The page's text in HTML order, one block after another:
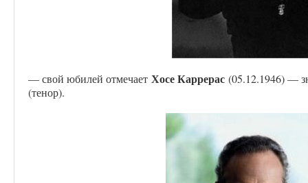
— свой юбилей отмечает Хосе Каррерас (05.12.1946) —
(тенор).